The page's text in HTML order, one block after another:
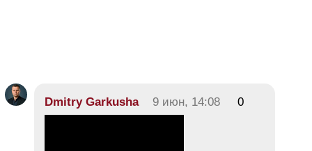
Dmitry Garkusha 9 июн, 14:08 0